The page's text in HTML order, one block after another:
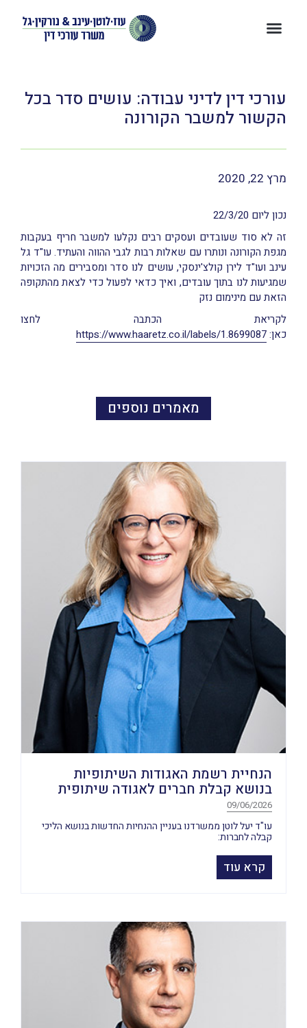
עורכי דין לדיני עבודה: עושים סדר בכל
הקשור למשבר הקורונה
מרץ 22, 2020
נכון ליום 22/3/20
זה לא סוד שעובדים ועסקים רבים נקלעו למשבר חריף בעקבות
מגפת הקורונה ונותרו עם שאלות רבות לגבי ההווה והעתיד. עו"ד גל
עינב ועו"ד לירן קולצ'ינסקי, עושים לנו סדר ומסבירים מה הזכויות
שמגיעות לנו בתוך עובדים, ואיך כדאי לפעול כדי לצאת מהתקופה
הזאת עם מינימום נזק
לקריאת הכתבה לחצו
כאן:https://www.haaretz.co.il/labels/1.8699087
מאמרים נוספים
הנחיית רשמת האגודות השיתופיות
בנושא קבלת חברים לאגודה שיתופית
09/06/2026
עו"ד יעל לוטן ממשרדנו בעניין ההנחיות החדשות בנושא הליכי
קבלה לחברות:
קרא עוד